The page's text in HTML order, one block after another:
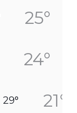
25°
24°
29° 21°